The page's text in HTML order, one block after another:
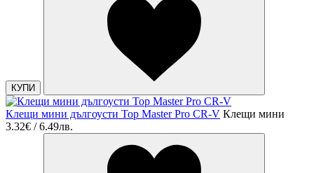
КУПИ
Клещи мини дългоусти Top Master Pro CR-V Клещи мини
3.32€ / 6.49лв.